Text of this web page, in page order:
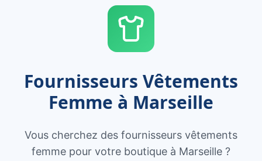
Fournisseurs Vêtements
Femme à Marseille
Vous cherchez des fournisseurs vêtements
femme pour votre boutique à Marseille ?